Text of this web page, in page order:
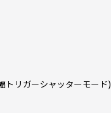
トリガーシャッターモード)